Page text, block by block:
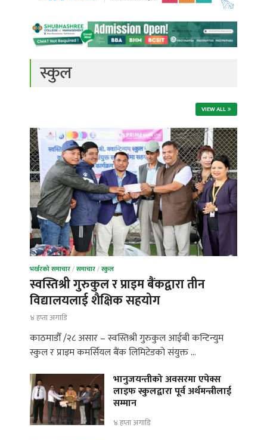
स्कुल
VIEW ALL
भर्खरको समाचार/समाचार/स्कुल
स्वस्तिश्री गुरुकुल र प्राइम बैंकद्वारा तीन
विद्यालयलाई शैक्षिक सहयोग
४ हप्ता अगाडि
काठमाडौँ /२८ असार – स्वस्तिश्री गुरुकुल आईबी कन्टिन्युम
स्कुल र प्राइम कमर्सियल बैंक लिमिटेडको संयुक्त …
भानुजयन्तीको अवसरमा एपेक्स
लाइफ स्कुलद्वारा पूर्व अर्थमन्त्रीलाई
सम्मान
४ हप्ता अगाडि